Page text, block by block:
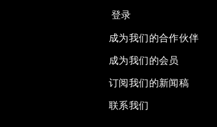
登录
成为我们的合作伙伴
成为我们的会员
订阅我们的新闻稿
联系我们